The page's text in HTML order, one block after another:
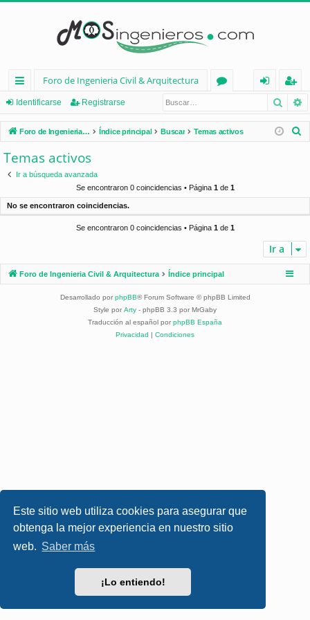
Este sitio web utiliza cookies para asegurar que
obtenga la mejor experiencia en nuestro sitio
web. Saber más
¡Lo entiendo!
nl
ac
es
rá
d
Foro de Ingenieria Civil & Arquitectura
os
nt
ifi
eg
ist
ra
Identificarse Registrarse
Foro de Ingenieria Civil & Arquitectura Índice principal Buscar Temas activos
Temas activos
Ir a búsqueda avanzada
Se encontraron 0 coincidencias • Página 1de 1
No se encontraron coincidencias.
Se encontraron 0 coincidencias • Página 1de 1
Ir a
Foro de Ingenieria Civil & Arquitectura Índice principal
Desarrollado por phpBB® Forum Software © phpBB Limited
Style por Arty - phpBB 3.3 por MrGaby
Traducción al español por phpBB España
Privacidad | Condiciones